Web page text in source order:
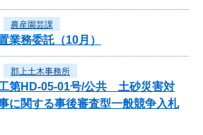
農産園芸課
業務委託（10月）
郡上土木事務所
工第HD-05-01号/公共 土砂災害対
に関する事後審査型一般競争入札